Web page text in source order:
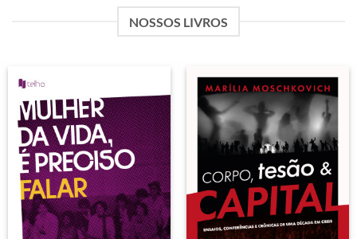
NOSSOS LIVROS